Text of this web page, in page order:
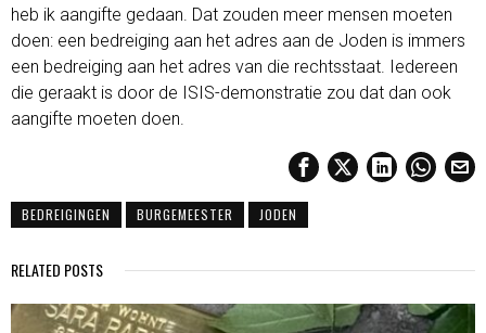
heb ik aangifte gedaan. Dat zouden meer mensen moeten
doen: een bedreiging aan het adres aan de Joden is immers
een bedreiging aan het adres van die rechtsstaat. Iedereen
die geraakt is door de ISIS-demonstratie zou dat dan ook
aangifte moeten doen.
BEDREIGINGEN BURGEMEESTER JODEN
RELATED POSTS